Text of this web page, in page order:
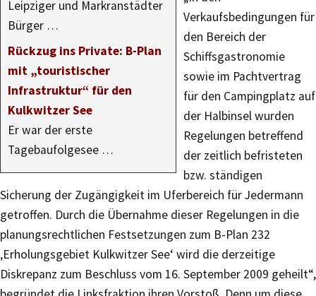
Leipziger und Markranstädter
Bürger …
Rückzug ins Private: B-Plan
mit „touristischer
Infrastruktur“ für den
Kulkwitzer See
Er war der erste
Tagebaufolgesee …
Verkaufsbedingungen für
den Bereich der
Schiffsgastronomie
sowie im Pachtvertrag
für den Campingplatz auf
der Halbinsel wurden
Regelungen betreffend
der zeitlich befristeten
bzw. ständigen
Sicherung der Zugängigkeit im Uferbereich für Jedermann
getroffen. Durch die Übernahme dieser Regelungen in die
planungsrechtlichen Festsetzungen zum B-Plan 232
‚Erholungsgebiet Kulkwitzer See‘ wird die derzeitige
Diskrepanz zum Beschluss vom 16. September 2009 geheilt“,